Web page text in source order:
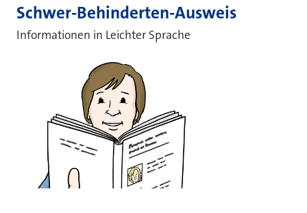
Schwer-Behinderten-Ausweis
Informationen in Leichter Sprache